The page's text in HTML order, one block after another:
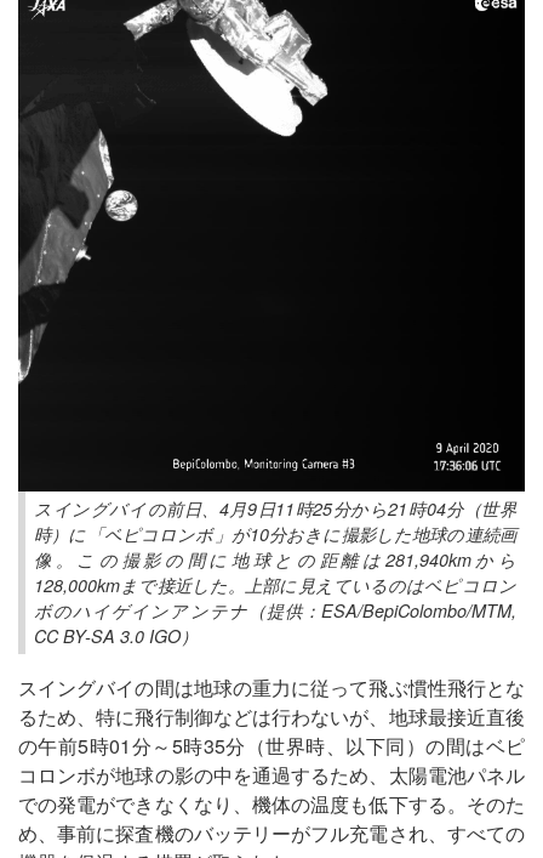
スイングバイの前日、4月9日11時25分から21時04分（世界
時）に「ベピコロンボ」が10分おきに撮影した地球の連続画
像。この撮影の間に地球との距離は281,940kmから
128,000kmまで接近した。上部に見えているのはベピコロン
ボのハイゲインアンテナ（提供：ESA/BepiColombo/MTM,
CC BY-SA 3.0 IGO）
スイングバイの間は地球の重力に従って飛ぶ慣性飛行とな
るため、特に飛行制御などは行わないが、地球最接近直後
の午前5時01分～5時35分（世界時、以下同）の間はベピ
コロンボが地球の影の中を通過するため、太陽電池パネル
での発電ができなくなり、機体の温度も低下する。そのた
め、事前に探査機のバッテリーがフル充電され、すべての